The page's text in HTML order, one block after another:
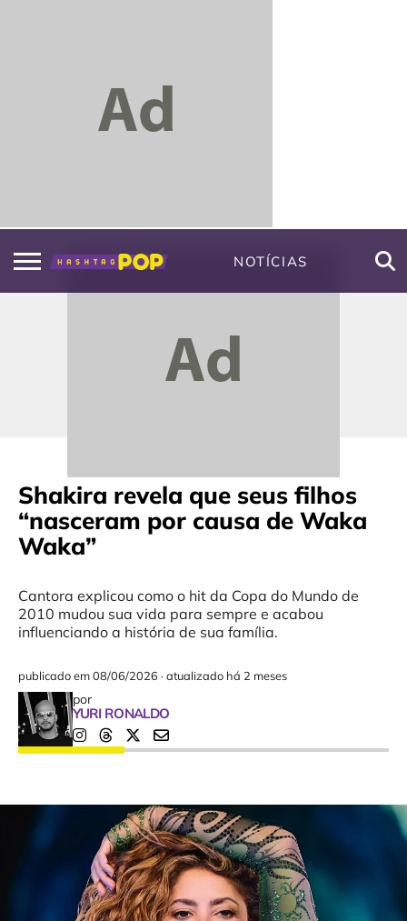
NOTÍCIAS
Shakira revela que seus filhos
“nasceram por causa de Waka
Waka”
Cantora explicou como o hit da Copa do Mundo de
2010 mudou sua vida para sempre e acabou
influenciando a história de sua família.
publicado em08/06/2026 ·atualizado há 2 meses
por
YURI RONALDO